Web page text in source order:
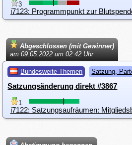
3
Abgeschlossen (mit Gewinner)
am 09.05.2022 um 02:42 Uhr
Bundesweite Themen Satzung,
Satzungsänderung direkt #3867
1
i7122: Satzungsaufräumen: